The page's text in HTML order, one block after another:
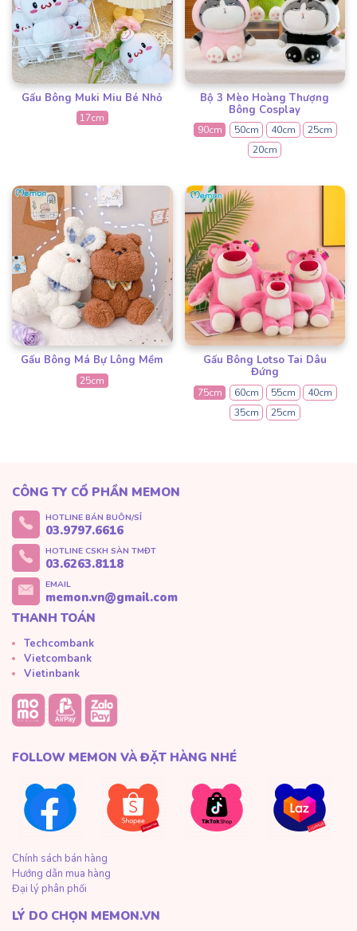
Gấu Bông Muki Miu Bé Nhỏ
17cm
Bộ 3 Mèo Hoàng Thượng
Bông Cosplay
90cm 50cm 40cm
25cm
20cm
Gấu Bông Má Bự Lông Mềm
25cm
Gấu Bông Lotso Tai Dâu
Đứng
75cm 60cm 55cm
40cm
35cm
25cm
CÔNG TY CỔ PHẦN MEMON
HOTLINE BÁN BUÔN/SỈ
03.9797.6616
HOTLINE CSKH SÀN TMĐT
03.6263.8118
EMAIL
memon.vn@gmail.com
THANH TOÁN
Techcombank
Vietcombank
Vietinbank
FOLLOW MEMON VÀ ĐẶT HÀNG NHÉ
Chính sách bán hàng
Hướng dẫn mua hàng
Đại lý phân phối
LÝ DO CHỌN MEMON.VN